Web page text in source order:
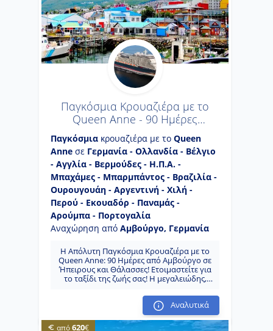
Παγκόσμια Κρουαζιέρα με το
Queen Anne - 90 Ημέρες
(Cun110)
Παγκόσμια κρουαζιέρα με το Queen
Anne σε Γερμανία - Ολλανδία - Βέλγιο
- Αγγλία - Βερμούδες - Η.Π.Α. -
Μπαχάμες - Μπαρμπάντος - Βραζιλία -
Ουρουγουάη - Αργεντινή - Χιλή -
Περού - Εκουαδόρ - Παναμάς -
Αρούμπα - Πορτογαλία
Αναχώρηση από Αμβούργο, Γερμανία
Η Απόλυτη Παγκόσμια Κρουαζιέρα με το
Queen Anne: 90 Ημέρες από Αμβούργο σε
Ήπειρους και Θάλασσες! Ετοιμαστείτε για
το ταξίδι της ζωής σας! Η μεγαλειώδης,
πολυτελές Queen Anne της Cunard Line
σας καλεί σε μια ανεπανάληπτη περιπέτεια
που ξεκινά και ολοκληρώνεται στο
ιστορικό **Αμβούργο της Γερμανίας**.
Αναλυτικά
από620€